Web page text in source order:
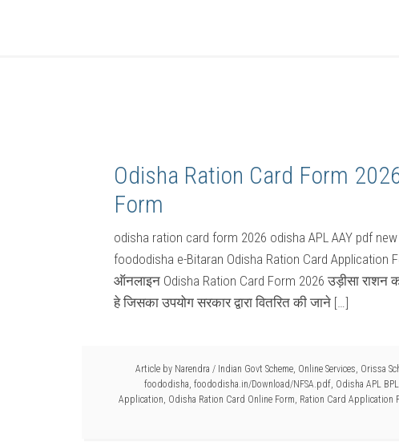
Odisha Ration Card Form
Form
odisha ration card form 2026 odisha APL AAY pdf
foododisha e-Bitaran Odisha Ration Card Application
ऑनलाइन Odisha Ration Card Form 2026 उड़ीसा राशन
हे जिसका उपयोग सरकार द्वारा वितरित की जाने […]
Article by Narendra / Indian Govt Scheme, Online Services, Orissa
foododisha, foododisha.in/Download/NFSA.pdf, Odisha APL
Application, Odisha Ration Card Online Form, Ration Card Application